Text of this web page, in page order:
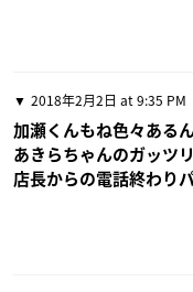
2018年2月2日 at 9:35 PM
加瀬くんもね色々ある
あきらちゃんのガッツ
店長からの電話終わり